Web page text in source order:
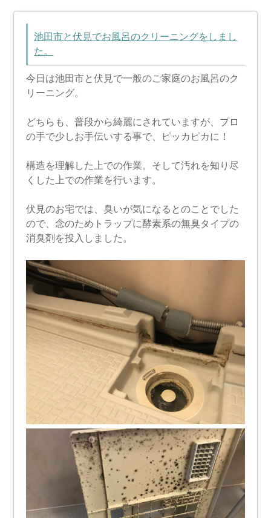
池田市と伏見でお風呂のクリーニングをしまし
た。
今日は池田市と伏見で一般のご家庭のお風呂のク
リーニング。
どちらも、普段から綺麗にされていますが、プロ
の手で少しお手伝いする事で、ピッカピカに！
構造を理解した上での作業。そして汚れを知り尽
くした上での作業を行います。
伏見のお宅では、臭いが気になるとのことでした
ので、念のためトラップに酵素系の無臭タイプの
消臭剤を投入しました。